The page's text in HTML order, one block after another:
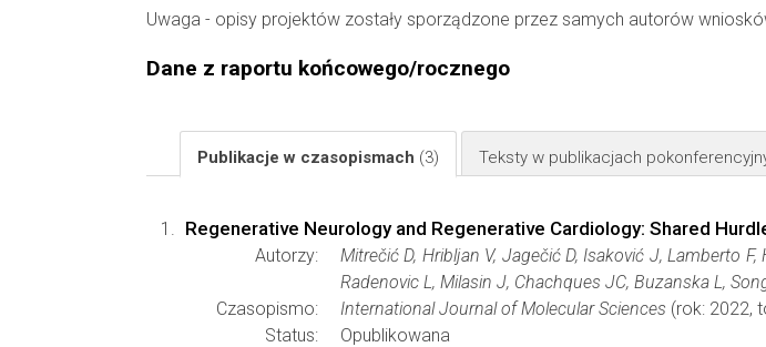
Uwaga - opisy projektów zostały sporządzone przez samych autorów
Dane z raportu końcowego/rocznego
Publikacje w czasopismach (3) Teksty w publikacjach
Regenerative Neurology and Regenerative Cardiology: Shared
Autorzy:
Mitrečić D, Hribljan V, Jagečić D, Isaković J, Lamberto
Radenovic L, Milasin J, Chachques JC, Buzanska L,
Czasopismo:
International Journal of Molecular Sciences (rok: 2022,
Status:
Opublikowana